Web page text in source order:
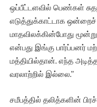
ஒப்பீட்டளவில் பெண்கள்
எடுத்துக்காட்டாக
மாதவிலக்கின்போது
என்பது இங்கு பார்ப்பனர்
மத்தியில்தான். எந்த
வரலாற்றில் இல்லை.”
சமீபத்தில் தலித்களின்